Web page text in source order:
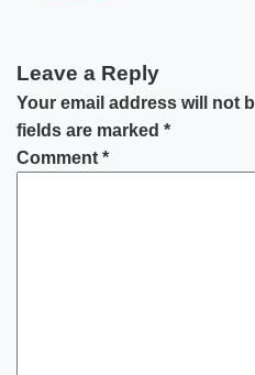
Leave a Reply
Your email address will not
fields are marked *
Comment *